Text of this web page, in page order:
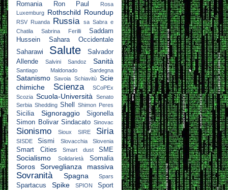
Romania
Ron Paul
Rosa
Luxemburg Rothschild Roundup
RSV Ruanda Russia sa Sabra e
Chatila
Sabrina Ferilli
Saddam
Hussein
Sahara Occidentale
Saharawi
Salute
Salvador
Allende
Salvini Sandoz Sanità
Santiago Maldonado Sardegna
Satanismo Savoia Schiavitù Scie
chimiche
Scienza
SCoPEx
Scozia Scuola-Università
Senato
Serbia Shedding Shell Shimon Peres
Sicilia Signoraggio
Sigonella
Simon Bolivar Sindacato Sinovac
Sionismo Sioux SIRE Siria
SISDE Sismi Slovacchia Slovenia
Smart Cities Smart dust SME
Socialismo Solidarietà Somalia
Soros Sorveglianza massiva
Sovranità Spagna Spars
Spartacus Spike SPION
Sport